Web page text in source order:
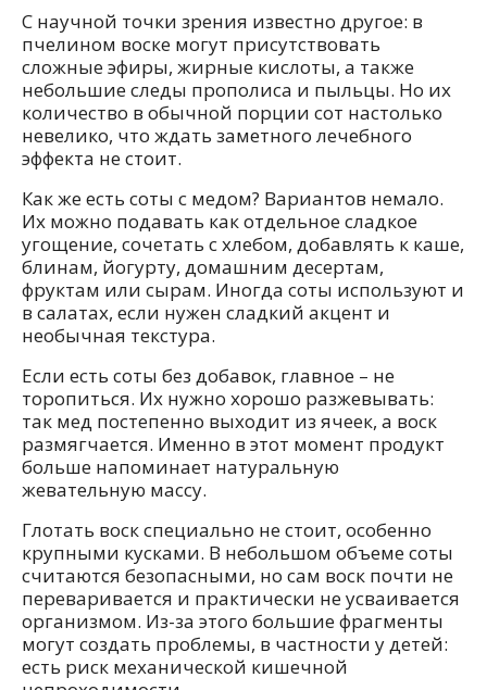
С научной точки зрения известно другое: в
пчелином воске могут присутствовать
сложные эфиры, жирные кислоты, а также
небольшие следы прополиса и пыльцы. Но их
количество в обычной порции сот настолько
невелико, что ждать заметного лечебного
эффекта не стоит.
Как же есть соты с медом? Вариантов немало.
Их можно подавать как отдельное сладкое
угощение, сочетать с хлебом, добавлять к каше,
блинам, йогурту, домашним десертам,
фруктам или сырам. Иногда соты используют и
в салатах, если нужен сладкий акцент и
необычная текстура.
Если есть соты без добавок, главное – не
торопиться. Их нужно хорошо разжевывать:
так мед постепенно выходит из ячеек, а воск
размягчается. Именно в этот момент продукт
больше напоминает натуральную
жевательную массу.
Глотать воск специально не стоит, особенно
крупными кусками. В небольшом объеме соты
считаются безопасными, но сам воск почти не
переваривается и практически не усваивается
организмом. Из-за этого большие фрагменты
могут создать проблемы, в частности у детей:
есть риск механической кишечной